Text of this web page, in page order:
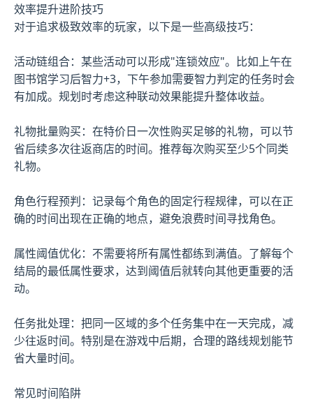
效率提升进阶技巧
对于追求极致效率的玩家，以下是一些高级技巧：
活动链组合：某些活动可以形成"连锁效应"。比如上午在
图书馆学习后智力+3，下午参加需要智力判定的任务时会
有加成。规划时考虑这种联动效果能提升整体收益。
礼物批量购买：在特价日一次性购买足够的礼物，可以节
省后续多次往返商店的时间。推荐每次购买至少5个同类
礼物。
角色行程预判：记录每个角色的固定行程规律，可以在正
确的时间出现在正确的地点，避免浪费时间寻找角色。
属性阈值优化：不需要将所有属性都练到满值。了解每个
结局的最低属性要求，达到阈值后就转向其他更重要的活
动。
任务批处理：把同一区域的多个任务集中在一天完成，减
少往返时间。特别是在游戏中后期，合理的路线规划能节
省大量时间。
常见时间陷阱